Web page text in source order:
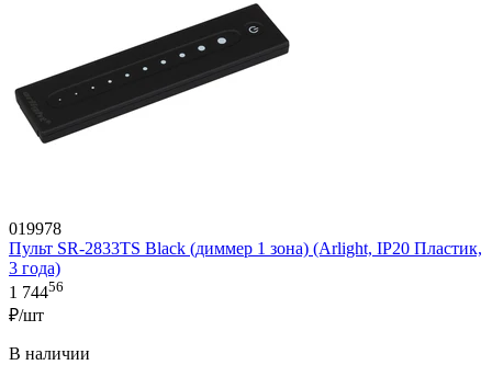
019978
Пульт SR-2833TS Black (диммер 1 зона) (Arlight, IP20 Пластик,
3 года)
1 74456
₽/шт
В наличии